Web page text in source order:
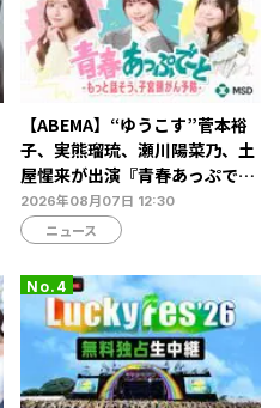
【ABEMA】“ゆうこす”菅本裕
子、実熊瑠琉、瀬川陽菜乃、土
屋惺来が出演『青春あっぷで～
と -もっと話そう、子宮頸がん
予防-』放送決定…恋愛・人間
関係からカラダの悩みまで本音
トーク
2026年08月07日 12:30
ニュース